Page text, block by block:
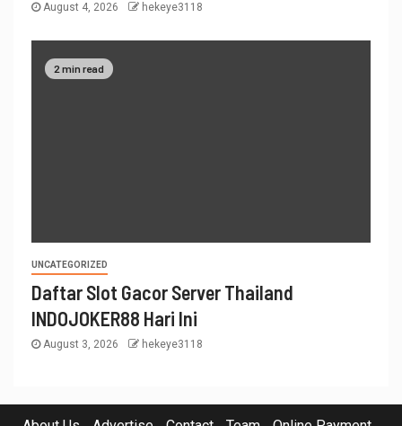
August 4, 2026 hekeye3118
2 min read
UNCATEGORIZED
Daftar Slot Gacor Server Thailand
INDOJOKER88 Hari Ini
August 3, 2026 hekeye3118